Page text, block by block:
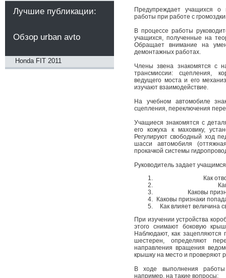
Лучшие публикации:
Обзор urban avto
Honda FIT 2011
Предупреждает учащихся о
работы при работе с
В процессе работы
учащихся, полученные на
Обращает внимание на
демонтажных работах.
Члены звена знакомятся с
трансмиссии: сцепления,
ведущего моста и его
изучают взаимодействие.
На учебном автомобиле
сцепления, переключения
Учащиеся знакомятся с
его кожуха к маховику,
Регулируют свободный ход
шасси автомобиля
прокачкой системы
Руководитель задает
Как
Каковы
Каковы признаки
Как влияет величина
При изучении устройства
этого снимают боковую
Наблюдают, как зацепляются
шестерен, определяют
направления вращения
крышку на место и проверяют
В ходе выполнения работы
например, на такие вопросы: